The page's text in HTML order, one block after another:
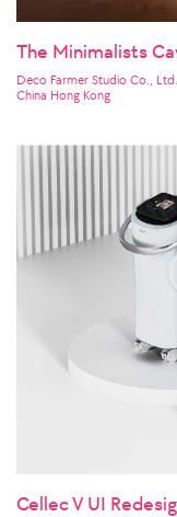
The Minimalists
Deco Farmer Studio Co., Ltd.
China Hong Kong
Cellec V UI